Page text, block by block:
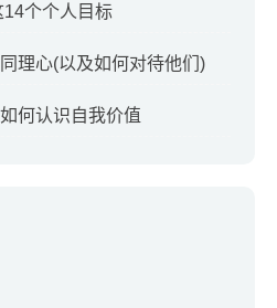
个个人目标
理心(以及如何对待他们)
何认识自我价值